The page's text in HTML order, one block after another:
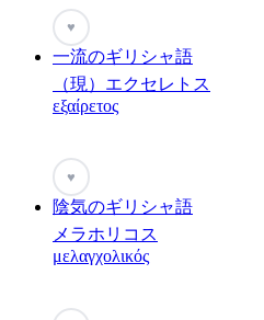
♥
一流のギリシャ語
（現）エクセレトス
εξαίρετος
♥
陰気のギリシャ語
メラホリコス
μελαγχολικός